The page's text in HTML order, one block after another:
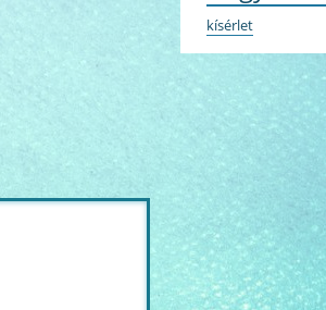
kísérlet